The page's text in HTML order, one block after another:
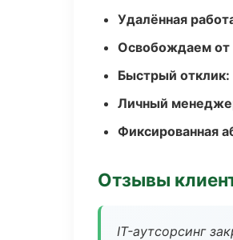
Удалённая
Освобождаем от
Быстрый отклик:
Личный
Фиксированная
Отзывы
IT-аутсорсинг